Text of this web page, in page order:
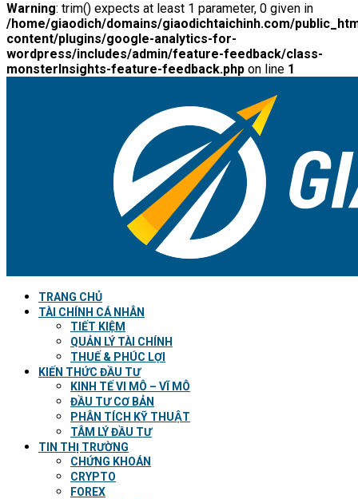
Warning: trim() expects at least 1 parameter, 0 given in
/home/giaodich/domains/giaodichtaichinh.com/
content/plugins/google-analytics-for-
wordpress/includes/admin/feature-feedback/class-
monsterInsights-feature-feedback.php on line 1
TRANG CHỦ
TÀI CHÍNH CÁ NHÂN
TIẾT KIỆM
QUẢN LÝ TÀI CHÍNH
THUẾ & PHÚC LỢI
KIẾN THỨC ĐẦU TƯ
KINH TẾ VI MÔ – VĨ MÔ
ĐẦU TƯ CƠ BẢN
PHÂN TÍCH KỸ THUẬT
TÂM LÝ ĐẦU TƯ
TIN THỊ TRƯỜNG
CHỨNG KHOÁN
CRYPTO
FOREX